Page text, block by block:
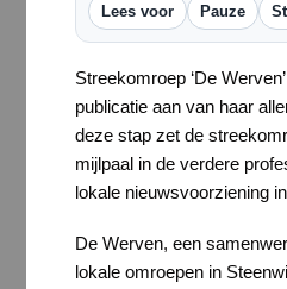
Lees voor Pauze
Streekomroep ‘De
publicatie aan van haar
deze stap zet de
mijlpaal in de verdere
lokale nieuwsvoorziening
De Werven, een
lokale omroepen in